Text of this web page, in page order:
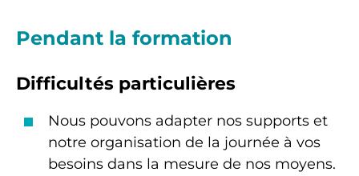
Pendant la formation
Difficultés particulières
Nous pouvons adapter nos supports et
notre organisation de la journée à vos
besoins dans la mesure de nos moyens.